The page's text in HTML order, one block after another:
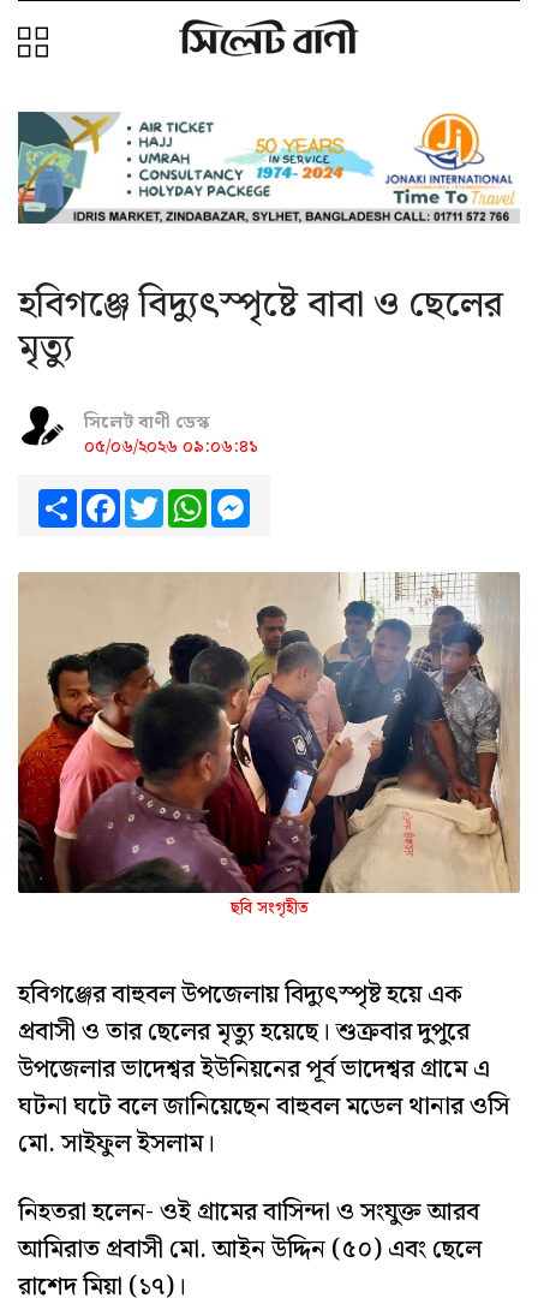
হবিগঞ্জে বিদ্যুৎস্পৃষ্টে বাবা ও ছেলের
মৃত্যু
সিলেট বাণী ডেস্ক
০৫/০৬/২০২৬ ০৯:০৬:৪১
ShareFacebook
TwitterWhatsApp
ছবি সংগৃহীত
হবিগঞ্জের বাহুবল উপজেলায় বিদ্যুৎস্পৃষ্ট হয়ে এক
প্রবাসী ও তার ছেলের মৃত্যু হয়েছে। শুক্রবার দুপুরে
উপজেলার ভাদেশ্বর ইউনিয়নের পূর্ব ভাদেশ্বর গ্রামে এ
ঘটনা ঘটে বলে জানিয়েছেন বাহুবল মডেল থানার ওসি
মো. সাইফুল ইসলাম।
নিহতরা হলেন- ওই গ্রামের বাসিন্দা ও সংযুক্ত আরব
আমিরাত প্রবাসী মো. আইন উদ্দিন (৫০) এবং ছেলে
রাশেদ মিয়া (১৭)।